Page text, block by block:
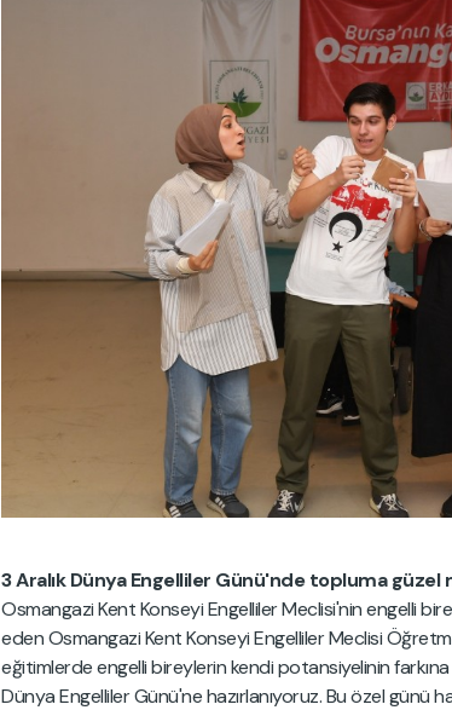
3 Aralık Dünya Engelliler Günü'nde topluma güzel
Osmangazi Kent Konseyi Engelliler Meclisi'nin engelli
eden Osmangazi Kent Konseyi Engelliler Meclisi
eğitimlerde engelli bireylerin kendi potansiyelinin farkına
Dünya Engelliler Günü'ne hazırlanıyoruz. Bu özel günü